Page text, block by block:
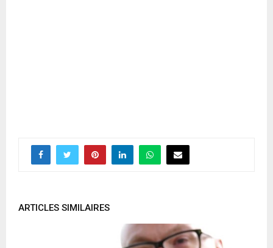
ARTICLES SIMILAIRES